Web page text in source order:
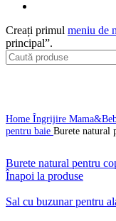
Creați primul meniu de
principal”.
Home Îngrijire
pentru baie Burete natural
Burete natural pentru
Înapoi la produse
Sal cu buzunar pentru